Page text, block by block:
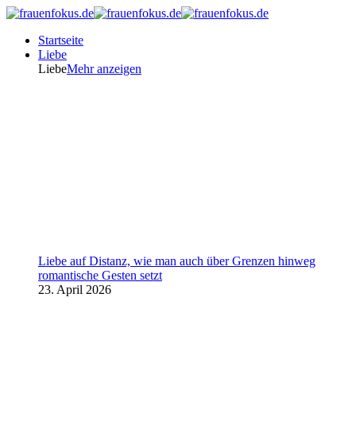
Startseite
Liebe
LiebeMehr anzeigen
Liebe auf Distanz, wie man auch über Grenzen hinweg
romantische Gesten setzt
23. April 2026